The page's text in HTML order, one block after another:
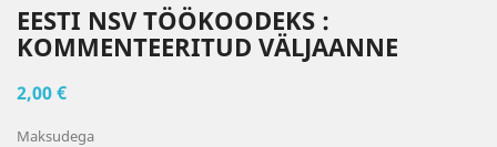
EESTI NSV TÖÖKOODEKS :
KOMMENTEERITUD VÄLJAANNE
2,00 €
Maksudega